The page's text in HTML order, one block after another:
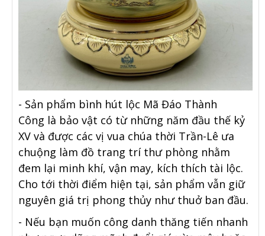
- Sản phẩm bình hút lộc Mã Đáo Thành
Công là bảo vật có từ những năm đầu thế kỷ
XV và được các vị vua chúa thời Trần-Lê ưa
chuộng làm đồ trang trí thư phòng nhằm
đem lại minh khí, vận may, kích thích tài lộc.
Cho tới thời điểm hiện tại, sản phẩm vẫn giữ
nguyên giá trị phong thủy như thuở ban đầu.
- Nếu bạn muốn công danh thăng tiến nhanh